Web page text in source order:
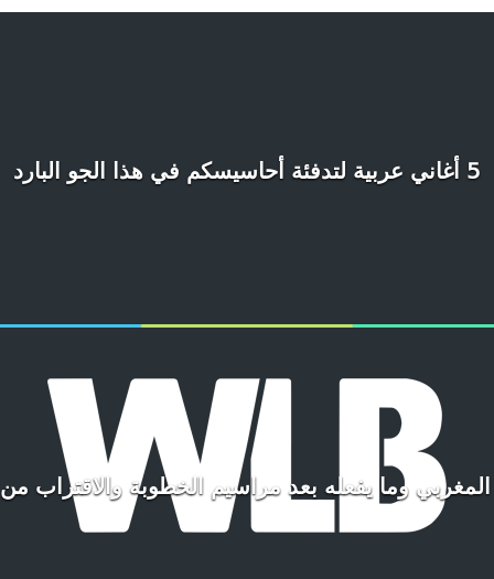
5 أغاني عربية لتدفئة أحاسيسكم في هذا الجو البارد
وما يفعله بعد مراسيم الخطوبة والاقتراب